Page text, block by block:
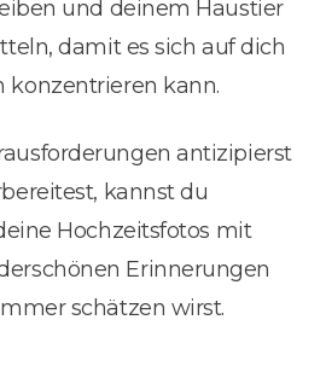
und deinem Haustier
damit es sich auf dich
konzentrieren kann.
antizipierst
kannst du
Hochzeitsfotos mit
Erinnerungen
schätzen wirst.